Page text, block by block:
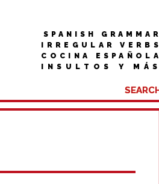
SPANISH GRAMMAR
IRREGULAR VERBS
COCINA ESPAÑOLA
INSULTOS Y MÁS